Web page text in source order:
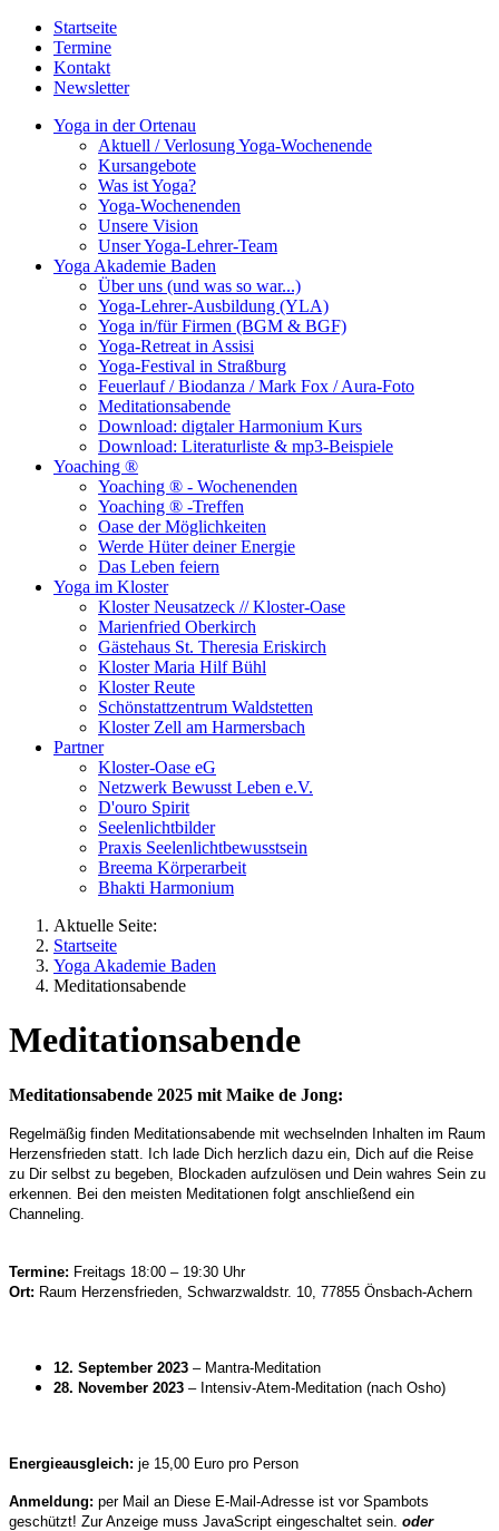
Startseite
Termine
Kontakt
Newsletter
Yoga in der Ortenau
Aktuell / Verlosung Yoga-Wochenende
Kursangebote
Was ist Yoga?
Yoga-Wochenenden
Unsere Vision
Unser Yoga-Lehrer-Team
Yoga Akademie Baden
Über uns (und was so war...)
Yoga-Lehrer-Ausbildung (YLA)
Yoga in/für Firmen (BGM & BGF)
Yoga-Retreat in Assisi
Yoga-Festival in Straßburg
Feuerlauf / Biodanza / Mark Fox / Aura-Foto
Meditationsabende
Download: digtaler Harmonium Kurs
Download: Literaturliste & mp3-Beispiele
Yoaching ®
Yoaching ® - Wochenenden
Yoaching ® -Treffen
Oase der Möglichkeiten
Werde Hüter deiner Energie
Das Leben feiern
Yoga im Kloster
Kloster Neusatzeck // Kloster-Oase
Marienfried Oberkirch
Gästehaus St. Theresia Eriskirch
Kloster Maria Hilf Bühl
Kloster Reute
Schönstattzentrum Waldstetten
Kloster Zell am Harmersbach
Partner
Kloster-Oase eG
Netzwerk Bewusst Leben e.V.
D'ouro Spirit
Seelenlichtbilder
Praxis Seelenlichtbewusstsein
Breema Körperarbeit
Bhakti Harmonium
Aktuelle Seite:
Startseite
Yoga Akademie Baden
Meditationsabende
Meditationsabende
Meditationsabende 2025 mit Maike de Jong:
Regelmäßig finden Meditationsabende mit wechselnden Inhalten im Raum
Herzensfrieden statt. Ich lade Dich herzlich dazu ein, Dich auf die Reise
zu Dir selbst zu begeben, Blockaden aufzulösen und Dein wahres Sein zu
erkennen. Bei den meisten Meditationen folgt anschließend ein
Channeling.
Termine: Freitags 18:00 – 19:30 Uhr
Ort: Raum Herzensfrieden, Schwarzwaldstr. 10, 77855 Önsbach-Achern
12. September 2023 – Mantra-Meditation
28. November 2023 – Intensiv-Atem-Meditation (nach Osho)
Energieausgleich: je 15,00 Euro pro Person
Anmeldung: per Mail an Diese E-Mail-Adresse ist vor Spambots
geschützt! Zur Anzeige muss JavaScript eingeschaltet sein. oder